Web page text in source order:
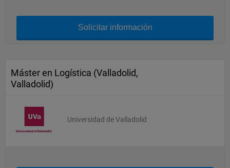
Solicitar información
Máster en Logística (Valladolid,
Valladolid)
Universidad de Valladolid